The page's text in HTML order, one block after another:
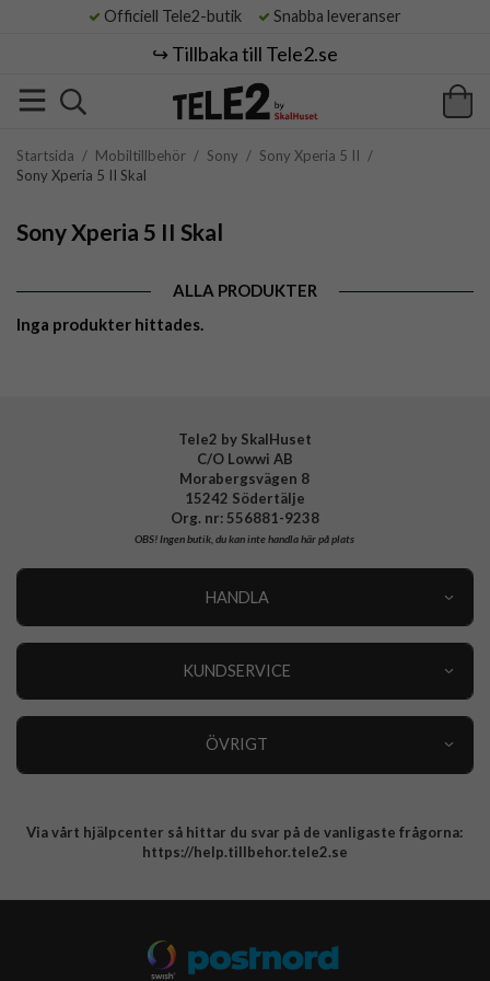
Officiell Tele2-butik Snabba leveranser
↪️ Tillbaka till Tele2.se
Startsida / Mobiltillbehör / Sony / Sony Xperia 5 II /
Sony Xperia 5 II Skal
Sony Xperia 5 II Skal
ALLA PRODUKTER
Inga produkter hittades.
Tele2 by SkalHuset
C/O Lowwi AB
Morabergsvägen 8
15242 Södertälje
Org. nr: 556881-9238
OBS!Ingen butik, du kan inte handla här på plats
HANDLA
KUNDSERVICE
ÖVRIGT
Integritetspolicy
Via vårt hjälpcenter så hittar du svar på de vanligaste frågorna:
https://help.tillbehor.tele2.se